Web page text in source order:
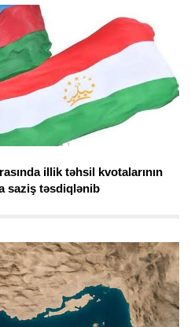
illik təhsil kvotalarının
saziş təsdiqlənib